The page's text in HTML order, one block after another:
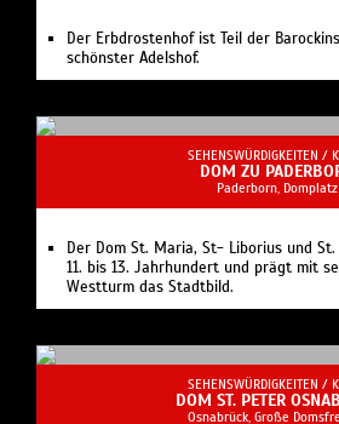
Der Erbdrostenhof ist Teil der
schönster Adelshof.
SEHENSWÜRDIGKEITEN /
DOM ZU
Paderborn, Domplatz
Der Dom St. Maria, St- Liborius und
11. bis 13. Jahrhundert und prägt mit
Westturm das Stadtbild.
SEHENSWÜRDIGKEITEN /
DOM ST. PETER
Osnabrück, Große